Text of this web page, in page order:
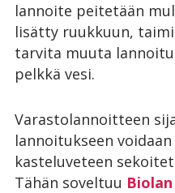
lannoite peitetään
lisätty ruukkuun,
tarvita muuta
pelkkä vesi.
Varastolannoitteen
lannoitukseen
kasteluveteen
Tähän soveltuu